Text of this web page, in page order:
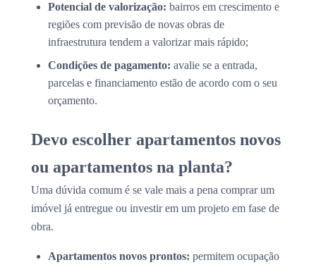
Potencial de valorização: bairros em crescimento e
regiões com previsão de novas obras de
infraestrutura tendem a valorizar mais rápido;
Condições de pagamento: avalie se a entrada,
parcelas e financiamento estão de acordo com o seu
orçamento.
Devo escolher apartamentos novos
ou apartamentos na planta?
Uma dúvida comum é se vale mais a pena comprar um
imóvel já entregue ou investir em um projeto em fase de
obra.
Apartamentos novos prontos: permitem ocupação